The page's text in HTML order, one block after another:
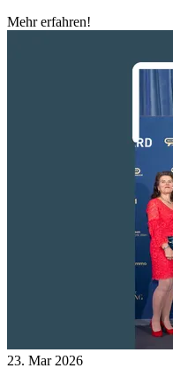
Mehr erfahren!
23. Mar 2026